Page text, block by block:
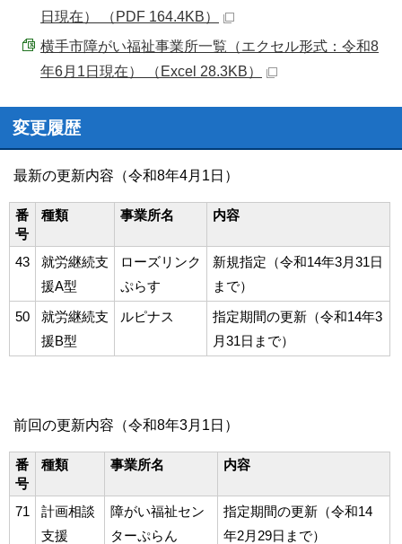
日現在） （PDF 164.4KB）
横手市障がい福祉事業所一覧（エクセル形式：令和8
年6月1日現在） （Excel 28.3KB）
変更履歴
最新の更新内容（令和8年4月1日）
番
号
種類 事業所名 内容
43
就労継続支
援A型
ローズリンク
ぷらす
新規指定（令和14年3月31日
まで）
50
就労継続支
援B型
ルピナス
指定期間の更新（令和14年3
月31日まで）
前回の更新内容（令和8年3月1日）
番
号
種類 事業所名 内容
71
計画相談
支援
障がい福祉セン
ターぷらん
指定期間の更新（令和14
年2月29日まで）